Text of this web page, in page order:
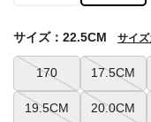
170 17.5CM
19.5CM 20.0CM
サイズ：22.5CM サイ